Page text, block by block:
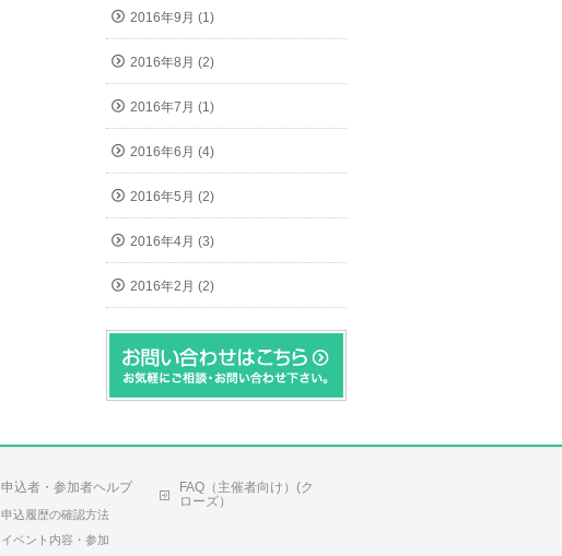
2016年9月 (1)
2016年8月 (2)
2016年7月 (1)
2016年6月 (4)
2016年5月 (2)
2016年4月 (3)
2016年2月 (2)
申込者・参加者ヘルプ
申込履歴の確認方法
イベント内容・参加
FAQ（主催者向け）(ク
ローズ）